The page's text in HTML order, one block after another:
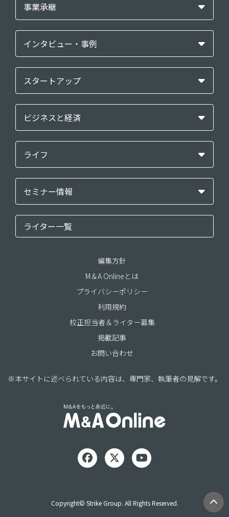
事業承継
インタビュー・事例
スタートアップ
ビジネスと経済
ライフ
セミナー情報
ライター一覧
編集方針
M＆A Onlineとは
プライバシーポリシー
利用規約
校正担当者＆ライター募集
掲載記事
お問い合わせ
※本サイトに述べられている内容は、専門家、執筆者の見解です。
Copyright© Strike Group. All Rights Reserved.